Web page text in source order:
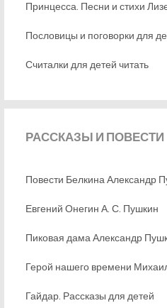
Принцесса. Песни и стихи
Пословицы и поговорки для
Считалки для детей читать
РАССКАЗЫ И ПОВЕСТИ
Повести Белкина Александр
Евгений Онегин А. С. Пушкин
Пиковая дама Александр
Герой нашего времени
Гайдар. Рассказы для детей